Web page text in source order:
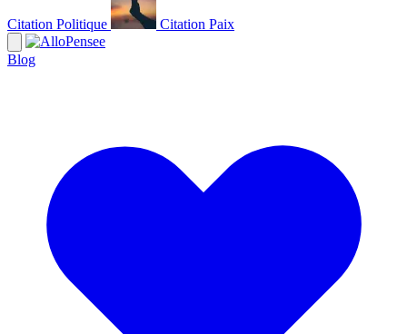
Citation Politique Citation Paix
Blog